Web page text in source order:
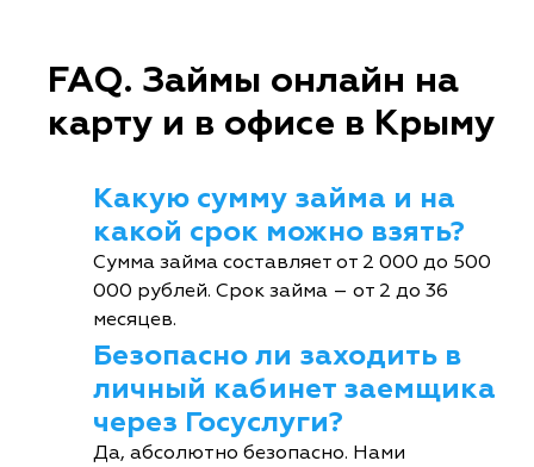
FAQ. Займы онлайн на
карту и в офисе в Крыму
Какую сумму займа и на
какой срок можно взять?
Сумма займа составляет от 2 000 до 500
000 рублей. Срок займа – от 2 до 36
месяцев.
Безопасно ли заходить в
личный кабинет заемщика
через Госуслуги?
Да, абсолютно безопасно. Нами